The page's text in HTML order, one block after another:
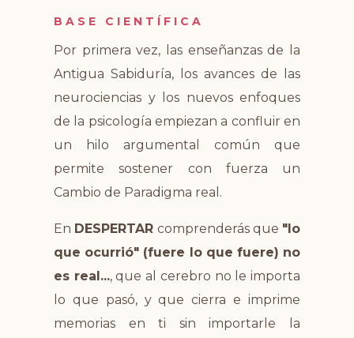
BASE CIENTÍFICA
Por primera vez, las enseñanzas de la
Antigua Sabiduría, los avances de las
neurociencias y los nuevos enfoques
de la psicología empiezan a confluir en
un hilo argumental común que
permite sostener con fuerza un
Cambio de Paradigma real.
En DESPERTAR comprenderás que "lo
que ocurrió" (fuere lo que fuere) no
es real..., que al cerebro no le importa
lo que pasó, y que cierra e imprime
memorias en ti sin importarle la